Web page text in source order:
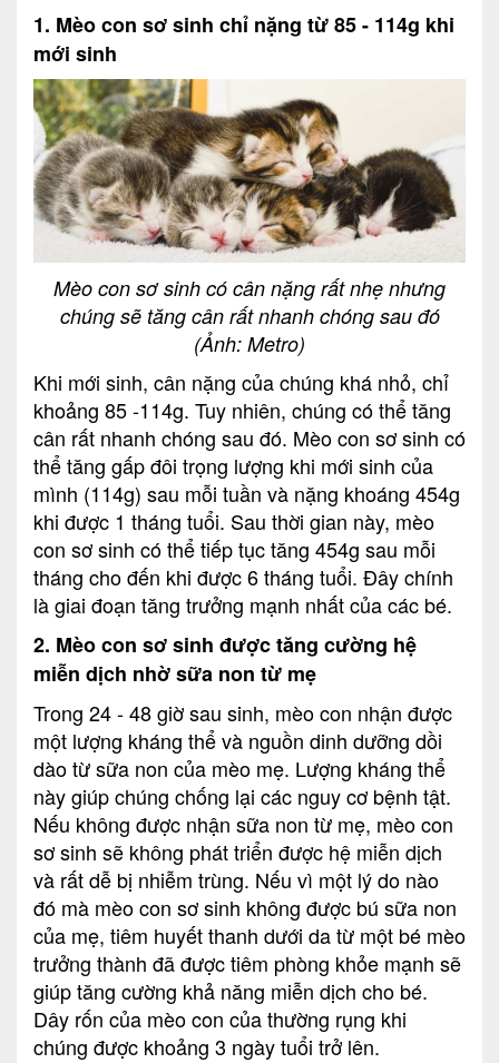
1. Mèo con sơ sinh chỉ nặng từ 85 - 114g khi
mới sinh
Mèo con sơ sinh có cân nặng rất nhẹ nhưng
chúng sẽ tăng cân rất nhanh chóng sau đó
(Ảnh: Metro)
Khi mới sinh, cân nặng của chúng khá nhỏ, chỉ
khoảng 85 -114g. Tuy nhiên, chúng có thể tăng
cân rất nhanh chóng sau đó. Mèo con sơ sinh có
thể tăng gấp đôi trọng lượng khi mới sinh của
mình (114g) sau mỗi tuần và nặng khoáng 454g
khi được 1 tháng tuổi. Sau thời gian này, mèo
con sơ sinh có thể tiếp tục tăng 454g sau mỗi
tháng cho đến khi được 6 tháng tuổi. Đây chính
là giai đoạn tăng trưởng mạnh nhất của các bé.
2. Mèo con sơ sinh được tăng cường hệ
miễn dịch nhờ sữa non từ mẹ
Trong 24 - 48 giờ sau sinh, mèo con nhận được
một lượng kháng thể và nguồn dinh dưỡng dồi
dào từ sữa non của mèo mẹ. Lượng kháng thể
này giúp chúng chống lại các nguy cơ bệnh tật.
Nếu không được nhận sữa non từ mẹ, mèo con
sơ sinh sẽ không phát triển được hệ miễn dịch
và rất dễ bị nhiễm trùng. Nếu vì một lý do nào
đó mà mèo con sơ sinh không được bú sữa non
của mẹ, tiêm huyết thanh dưới da từ một bé mèo
trưởng thành đã được tiêm phòng khỏe mạnh sẽ
giúp tăng cường khả năng miễn dịch cho bé.
Dây rốn của mèo con của thường rụng khi
chúng được khoảng 3 ngày tuổi trở lên.